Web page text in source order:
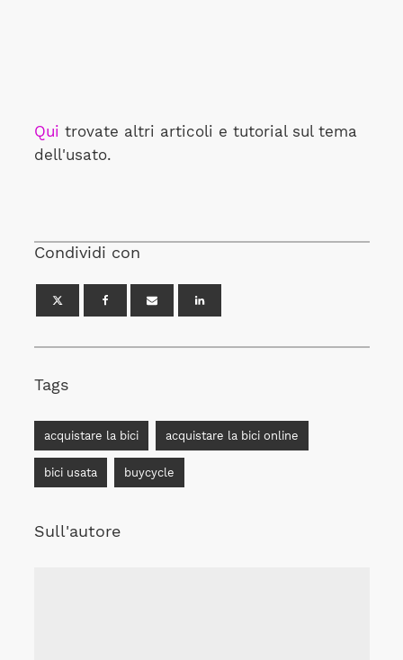
Qui trovate altri articoli e tutorial sul tema
dell'usato.
Condividi con
Tags
acquistare la bici acquistare la bici online
bici usata buycycle
Sull'autore